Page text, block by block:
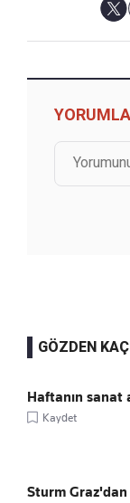
GÖZDEN
Haftanın sanat
Kaydet
Sturm